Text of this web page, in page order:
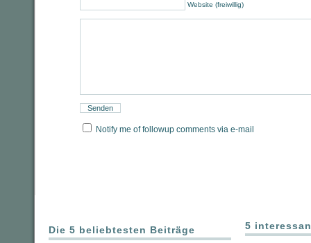
Website (freiwillig)
Notify me of followup comments via e-mail
Die 5 beliebtesten Beiträge 5